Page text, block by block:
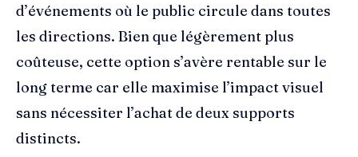
d’événements où le public circule dans toutes
les directions. Bien que légèrement plus
coûteuse, cette option s’avère rentable sur le
long terme car elle maximise l’impact visuel
sans nécessiter l’achat de deux supports
distincts.